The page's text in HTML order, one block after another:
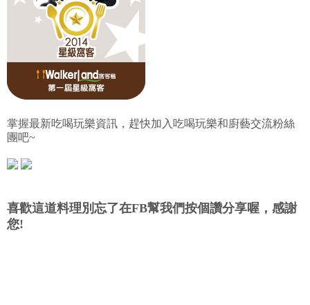
掌握最新吃喝玩樂資訊，趕快加入吃喝玩樂和廚藝交流粉絲
團吧~
喜歡這道料理別忘了在FB幫我們按個讚分享喔，感謝
您!